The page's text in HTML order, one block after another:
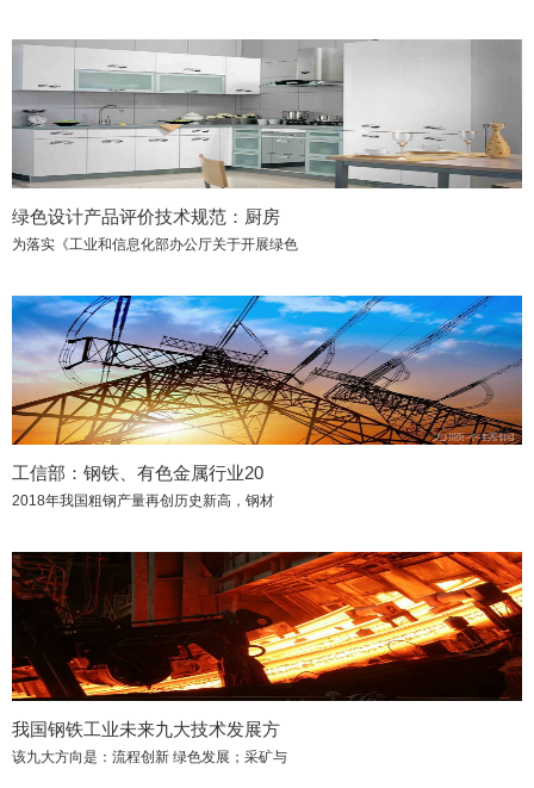
绿色设计产品评价技术规范：厨房
为落实《工业和信息化部办公厅关于开展绿色
工信部：钢铁、有色金属行业20
2018年我国粗钢产量再创历史新高，钢材
我国钢铁工业未来九大技术发展方
该九大方向是：流程创新 绿色发展；采矿与